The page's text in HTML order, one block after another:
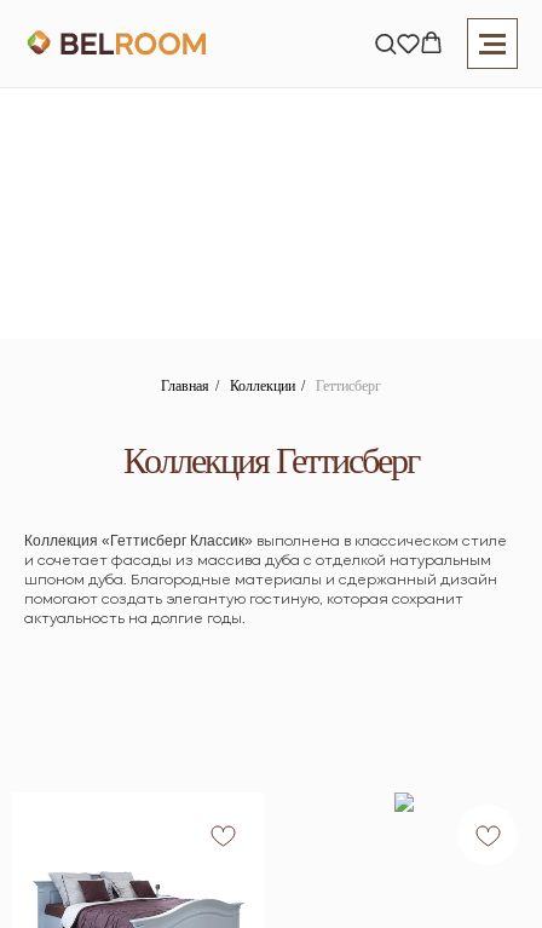
Главная / Коллекции / Геттисберг
Коллекция Геттисберг
Коллекция «Геттисберг Классик» выполнена в классическом стиле
и сочетает фасады из массива дуба с отделкой натуральным
шпоном дуба. Благородные материалы и сдержанный дизайн
помогают создать элегантую гостиную, которая сохранит
актуальность на долгие годы.